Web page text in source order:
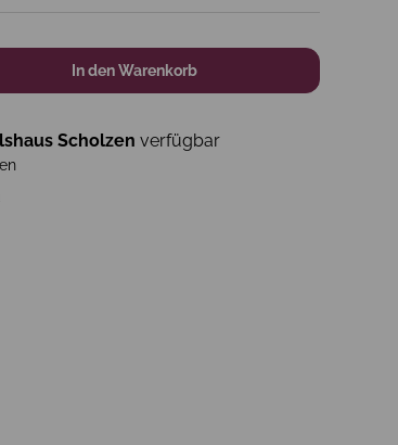
In den Warenkorb
Scholzen verfügbar